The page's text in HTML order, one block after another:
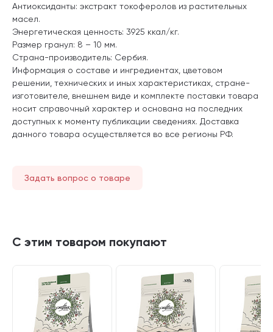
Антиоксиданты: экстракт токоферолов из растительных
масел.
Энергетическая ценность: 3925 ккал/кг.
Размер гранул: 8 – 10 мм.
Страна-производитель: Сербия.
Информация о составе и ингредиентах, цветовом
решении, технических и иных характеристиках, стране-
изготовителе, внешнем виде и комплекте поставки товара
носит справочный характер и основана на последних
доступных к моменту публикации сведениях. Доставка
данного товара осуществляется во все регионы РФ.
Задать вопрос о товаре
С этим товаром покупают